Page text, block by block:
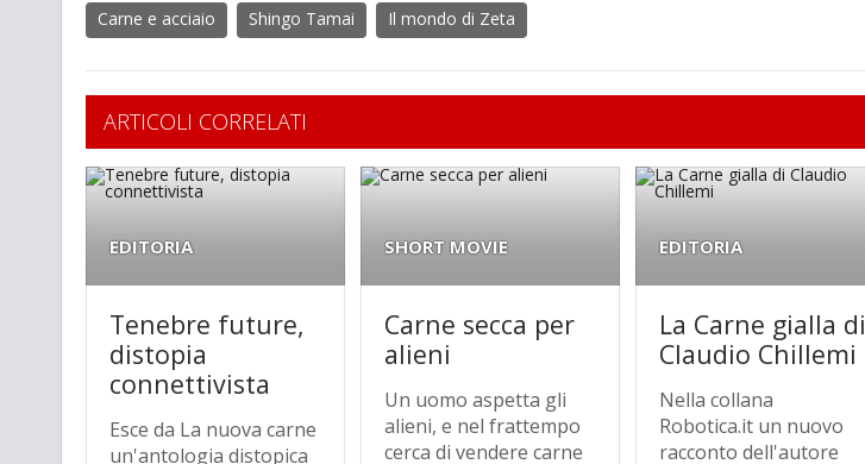
Carne e acciaio
Shingo Tamai Il mondo di Zeta
ARTICOLI CORRELATI
EDITORIA
Tenebre future,
distopia
connettivista
Esce da La nuova carne
un'antologia distopica
SHORT MOVIE
Carne secca per
alieni
Un uomo aspetta gli
alieni, e nel frattempo
cerca di vendere carne
EDITORIA
La Carne gialla di
Claudio Chillemi
Nella collana
Robotica.it un nuovo
racconto dell'autore